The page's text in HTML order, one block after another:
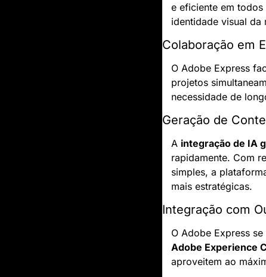
e eficiente em
identidade visual
Colaboração em
O Adobe Express
projetos
necessidade de
Geração de
A integração de IA
rapidamente. Com
simples, a
mais estratégicas.
Integração com
O Adobe Express
Adobe Experience
aproveitem ao